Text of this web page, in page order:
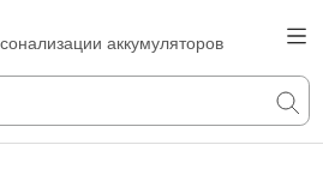
аккумуляторов